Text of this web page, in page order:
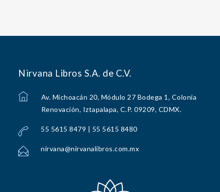
Nirvana Libros S.A. de C.V.
Av. Michoacán 20, Módulo 27 Bodega 1, Colonia
Renovación, Iztapalapa, C.P. 09209, CDMX.
55 5615 8479 | 55 5615 8480
nirvana@nirvanalibros.com.mx